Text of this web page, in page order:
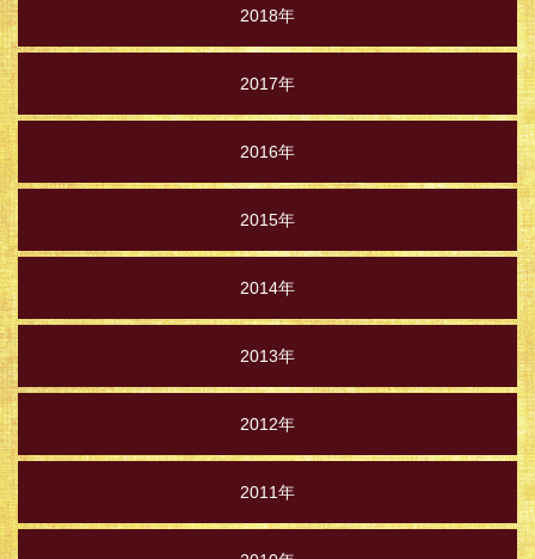
2018年
2017年
2016年
2015年
2014年
2013年
2012年
2011年